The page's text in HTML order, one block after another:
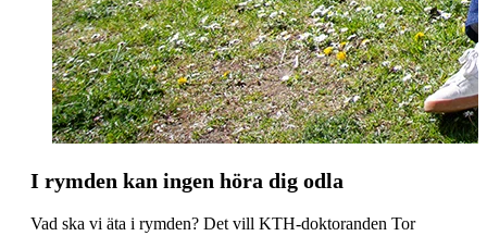
I rymden kan ingen höra dig odla
Vad ska vi äta i rymden? Det vill KTH-doktoranden Tor